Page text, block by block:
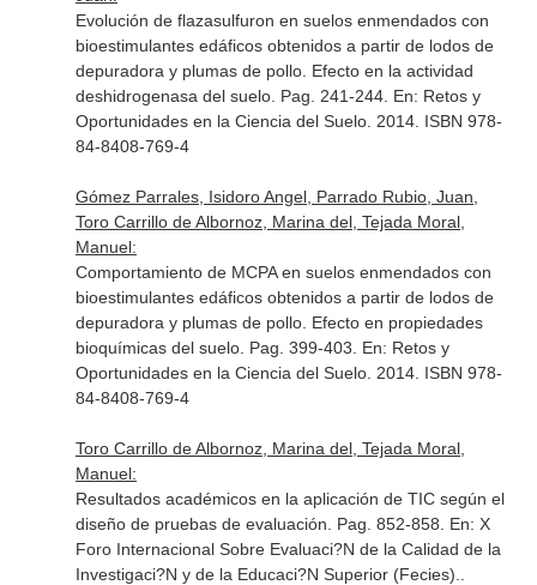
Evolución de flazasulfuron en suelos enmendados con
bioestimulantes edáficos obtenidos a partir de lodos de
depuradora y plumas de pollo. Efecto en la actividad
deshidrogenasa del suelo. Pag. 241-244. En: Retos y
Oportunidades en la Ciencia del Suelo. 2014. ISBN 978-
84-8408-769-4
Gómez Parrales, Isidoro Angel, Parrado Rubio, Juan,
Toro Carrillo de Albornoz, Marina del, Tejada Moral,
Manuel:
Comportamiento de MCPA en suelos enmendados con
bioestimulantes edáficos obtenidos a partir de lodos de
depuradora y plumas de pollo. Efecto en propiedades
bioquímicas del suelo. Pag. 399-403. En: Retos y
Oportunidades en la Ciencia del Suelo. 2014. ISBN 978-
84-8408-769-4
Toro Carrillo de Albornoz, Marina del, Tejada Moral,
Manuel:
Resultados académicos en la aplicación de TIC según el
diseño de pruebas de evaluación. Pag. 852-858. En: X
Foro Internacional Sobre Evaluaci?N de la Calidad de la
Investigaci?N y de la Educaci?N Superior (Fecies).